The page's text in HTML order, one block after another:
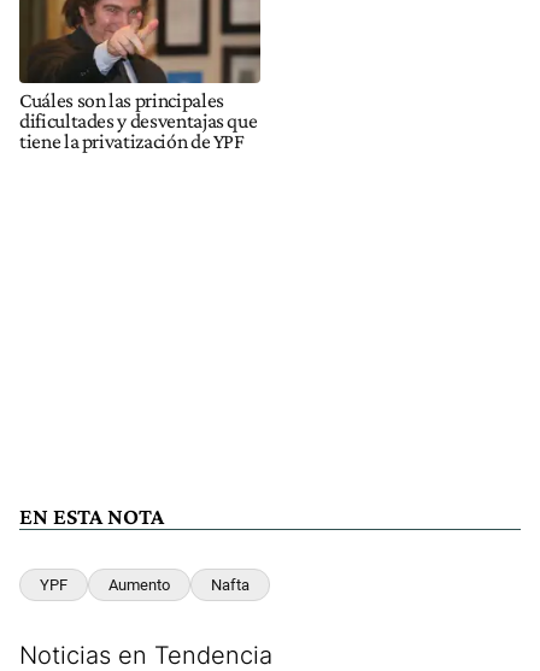
Cuáles son las principales
dificultades y desventajas que
tiene la privatización de YPF
EN ESTA NOTA
YPF Aumento Nafta
Noticias en Tendencia